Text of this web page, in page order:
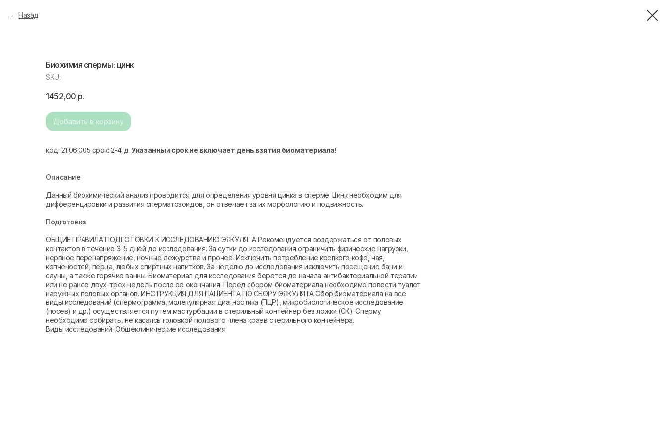
Назад
Биохимия спермы: цинк
SKU:
1452,00 р.
Добавить в корзину
код: 21.06.005 срок: 2-4 д.Указанный срок не включает день взятия биоматериала!
Описание
Данный биохимический анализ проводится для определения уровня цинка в сперме. Цинк необходим для
дифференцировки и развития сперматозоидов, он отвечает за их морфологию и подвижность.
Подготовка
ОБЩИЕ ПРАВИЛА ПОДГОТОВКИ К ИССЛЕДОВАНИЮ ЭЯКУЛЯТА Рекомендуется воздержаться от половых
контактов в течение 3–5 дней до исследования. За сутки до исследования ограничить физические нагрузки,
нервное перенапряжение, ночные дежурства и прочее. Исключить потребление крепкого кофе, чая,
копченостей, перца, любых спиртных напитков. За неделю до исследования исключить посещение бани и
сауны, а также горячие ванны. Биоматериал для исследования берется до начала антибактериальной терапии
или не ранее двух-трех недель после ее окончания. Перед сбором биоматериала необходимо повести туалет
наружных половых органов. ИНСТРУКЦИЯ ДЛЯ ПАЦИЕНТА ПО СБОРУ ЭЯКУЛЯТА Сбор биоматериала на все
виды исследований (спермограмма, молекулярная диагностика (ПЦР), микробиологическое исследование
(посев) и др.) осуществляется путем мастурбации в стерильный контейнер без ложки (СК). Сперму
необходимо собирать, не касаясь головкой полового члена краев стерильного контейнера.
Виды исследований: Общеклинические исследования